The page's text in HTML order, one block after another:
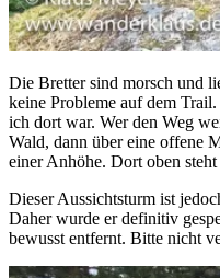
Die Bretter sind morsch und
keine Probleme auf dem
ich dort war. Wer den Weg
Wald, dann über eine offene
einer Anhöhe. Dort oben
Dieser Aussichtsturm ist
Daher wurde er definitiv
bewusst entfernt. Bitte nicht